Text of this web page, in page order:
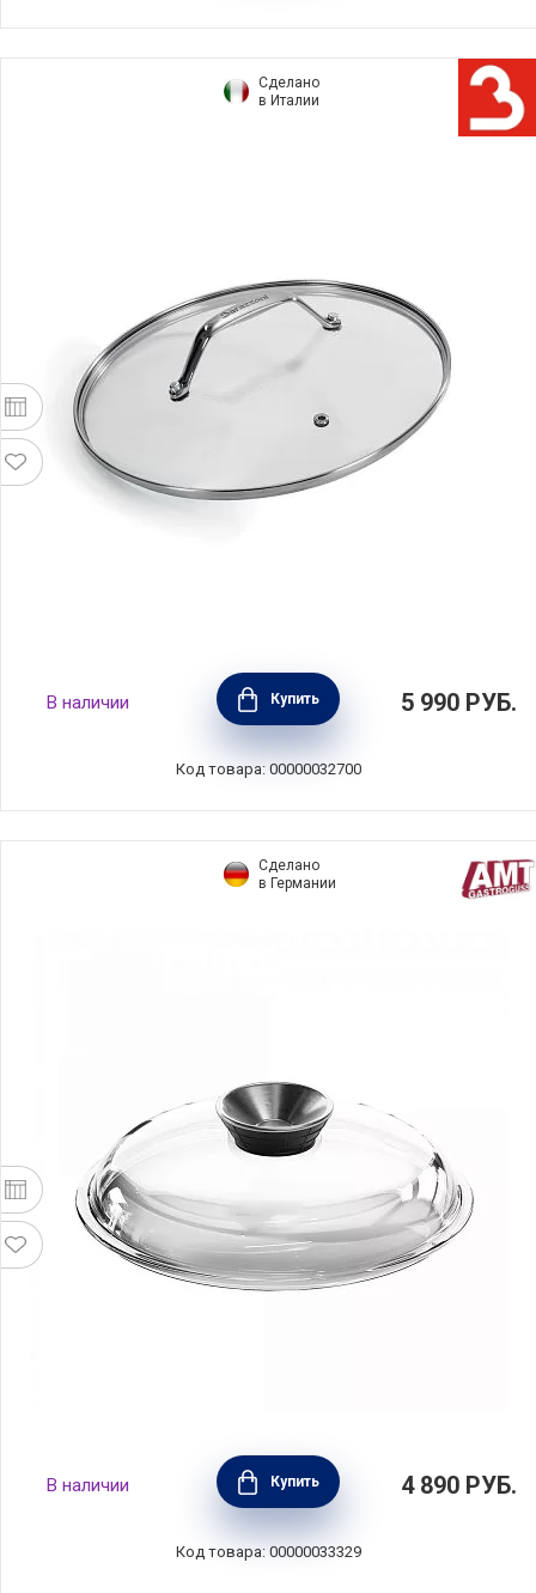
Сделано
в Италии
Крышка Black Titan 32 см, стекло, Barazzoni,
Италия, 85503503298
В наличии Купить 5 990 РУБ.
Код товара: 00000032700
Сделано
в Германии
Крышка с арома-ручкой-дозатором 26 см,
жаропрочное стекло, AMT Gastroguss,
AMT026A
В наличии Купить 4 890 РУБ.
Код товара: 00000033329